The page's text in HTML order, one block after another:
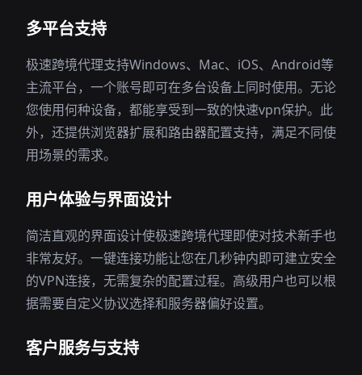
多平台支持
极速跨境代理支持Windows、Mac、iOS、Android等
主流平台，一个账号即可在多台设备上同时使用。无论
您使用何种设备，都能享受到一致的快速vpn保护。此
外，还提供浏览器扩展和路由器配置支持，满足不同使
用场景的需求。
用户体验与界面设计
简洁直观的界面设计使极速跨境代理即使对技术新手也
非常友好。一键连接功能让您在几秒钟内即可建立安全
的VPN连接，无需复杂的配置过程。高级用户也可以根
据需要自定义协议选择和服务器偏好设置。
客户服务与支持